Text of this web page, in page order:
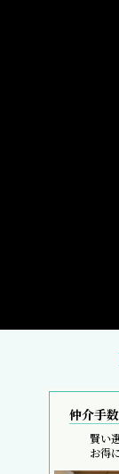
仲介手
賢い
お得